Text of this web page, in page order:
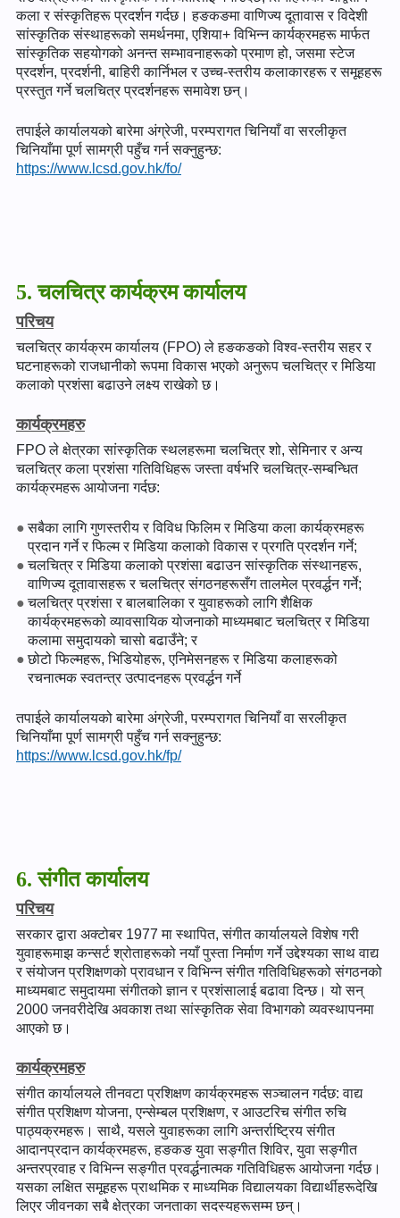
कला र संस्कृतिहरू प्रदर्शन गर्दछ। हङकङमा वाणिज्य दूतावास र विदेशी
सांस्कृतिक संस्थाहरूको समर्थनमा, एशिया+ विभिन्न कार्यक्रमहरू मार्फत
सांस्कृतिक सहयोगको अनन्त सम्भावनाहरूको प्रमाण हो, जसमा स्टेज
प्रदर्शन, प्रदर्शनी, बाहिरी कार्निभल र उच्च-स्तरीय कलाकारहरू र समूहहरू
प्रस्तुत गर्ने चलचित्र प्रदर्शनहरू समावेश छन्।
तपाईले कार्यालयको बारेमा अंग्रेजी, परम्परागत चिनियाँ वा सरलीकृत
चिनियाँमा पूर्ण सामग्री पहुँच गर्न सक्नुहुन्छ:
https://www.lcsd.gov.hk/fo/
5. चलचित्र कार्यक्रम कार्यालय
परिचय
चलचित्र कार्यक्रम कार्यालय (FPO) ले हङकङको विश्व-स्तरीय सहर र
घटनाहरूको राजधानीको रूपमा विकास भएको अनुरूप चलचित्र र मिडिया
कलाको प्रशंसा बढाउने लक्ष्य राखेको छ।
कार्यक्रमहरु
FPO ले क्षेत्रका सांस्कृतिक स्थलहरूमा चलचित्र शो, सेमिनार र अन्य
चलचित्र कला प्रशंसा गतिविधिहरू जस्ता वर्षभरि चलचित्र-सम्बन्धित
कार्यक्रमहरू आयोजना गर्दछ:
सबैका लागि गुणस्तरीय र विविध फिलिम र मिडिया कला कार्यक्रमहरू
प्रदान गर्ने र फिल्म र मिडिया कलाको विकास र प्रगति प्रदर्शन गर्ने;
चलचित्र र मिडिया कलाको प्रशंसा बढाउन सांस्कृतिक संस्थानहरू,
वाणिज्य दूतावासहरू र चलचित्र संगठनहरूसँग तालमेल प्रवर्द्धन गर्ने;
चलचित्र प्रशंसा र बालबालिका र युवाहरूको लागि शैक्षिक
कार्यक्रमहरूको व्यावसायिक योजनाको माध्यमबाट चलचित्र र मिडिया
कलामा समुदायको चासो बढाउँने; र
छोटो फिल्महरू, भिडियोहरू, एनिमेसनहरू र मिडिया कलाहरूको
रचनात्मक स्वतन्त्र उत्पादनहरू प्रवर्द्धन गर्ने
तपाईले कार्यालयको बारेमा अंग्रेजी, परम्परागत चिनियाँ वा सरलीकृत
चिनियाँमा पूर्ण सामग्री पहुँच गर्न सक्नुहुन्छ:
https://www.lcsd.gov.hk/fp/
6. संगीत कार्यालय
परिचय
सरकार द्वारा अक्टोबर 1977 मा स्थापित, संगीत कार्यालयले विशेष गरी
युवाहरूमाझ कन्सर्ट श्रोताहरूको नयाँ पुस्ता निर्माण गर्ने उद्देश्यका साथ वाद्य
र संयोजन प्रशिक्षणको प्रावधान र विभिन्न संगीत गतिविधिहरूको संगठनको
माध्यमबाट समुदायमा संगीतको ज्ञान र प्रशंसालाई बढावा दिन्छ। यो सन्
2000 जनवरीदेखि अवकाश तथा सांस्कृतिक सेवा विभागको व्यवस्थापनमा
आएको छ।
कार्यक्रमहरु
संगीत कार्यालयले तीनवटा प्रशिक्षण कार्यक्रमहरू सञ्चालन गर्दछ: वाद्य
संगीत प्रशिक्षण योजना, एन्सेम्बल प्रशिक्षण, र आउटरिच संगीत रुचि
पाठ्यक्रमहरू। साथै, यसले युवाहरूका लागि अन्तर्राष्ट्रिय संगीत
आदानप्रदान कार्यक्रमहरू, हङकङ युवा सङ्गीत शिविर, युवा सङ्गीत
अन्तरप्रवाह र विभिन्न सङ्गीत प्रवर्द्धनात्मक गतिविधिहरू आयोजना गर्दछ।
यसका लक्षित समूहहरू प्राथमिक र माध्यमिक विद्यालयका विद्यार्थीहरूदेखि
लिएर जीवनका सबै क्षेत्रका जनताका सदस्यहरूसम्म छन्।